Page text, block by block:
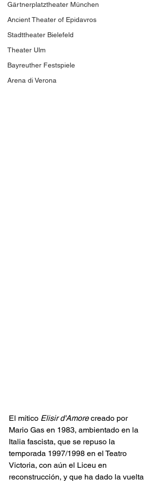
Gärtnerplatztheater München
Ancient Theater of Epidavros
Stadttheater Bielefeld
Theater Ulm
Bayreuther Festspiele
Arena di Verona
El mítico Elisir d'Amore creado por
Mario Gas en 1983, ambientado en la
Italia fascista, que se repuso la
temporada 1997/1998 en el Teatro
Victoria, con aún el Liceu en
reconstrucción, y que ha dado la vuelta